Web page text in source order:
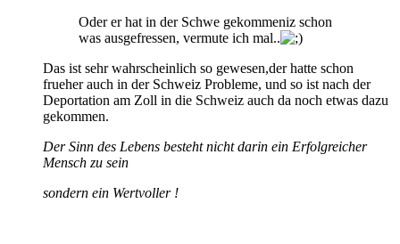
Oder er hat in der Schwe gekommeniz schon
was ausgefressen, vermute ich mal..
Das ist sehr wahrscheinlich so gewesen,der hatte schon
frueher auch in der Schweiz Probleme, und so ist nach der
Deportation am Zoll in die Schweiz auch da noch etwas dazu
gekommen.
Der Sinn des Lebens besteht nicht darin ein Erfolgreicher
Mensch zu sein
sondern ein Wertvoller !